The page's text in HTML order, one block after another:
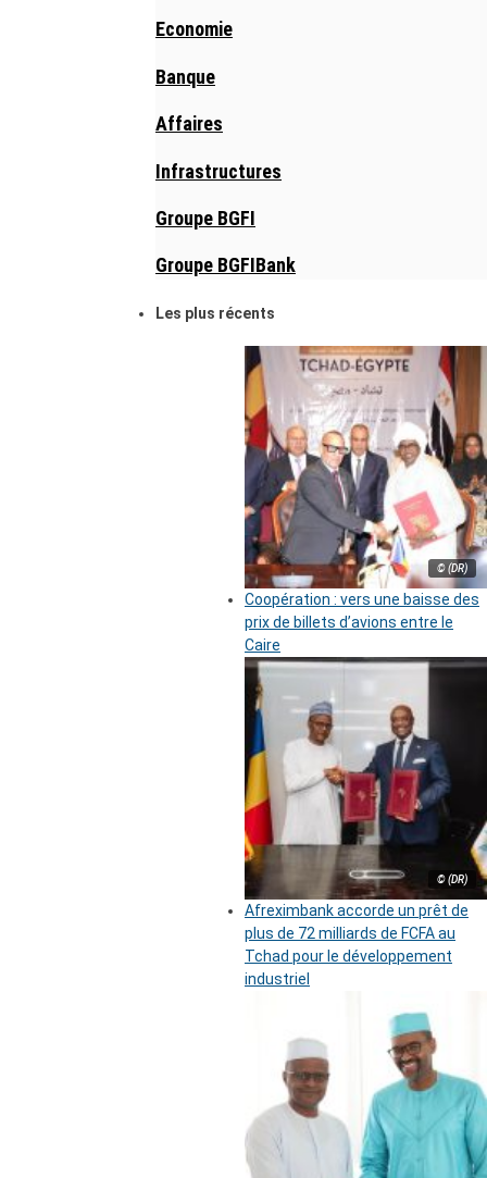
Economie
Banque
Affaires
Infrastructures
Groupe BGFI
Groupe BGFIBank
Les plus récents
© (DR)
Coopération : vers une baisse des
prix de billets d’avions entre le
Caire
© (DR)
Afreximbank accorde un prêt de
plus de 72 milliards de FCFA au
Tchad pour le développement
industriel